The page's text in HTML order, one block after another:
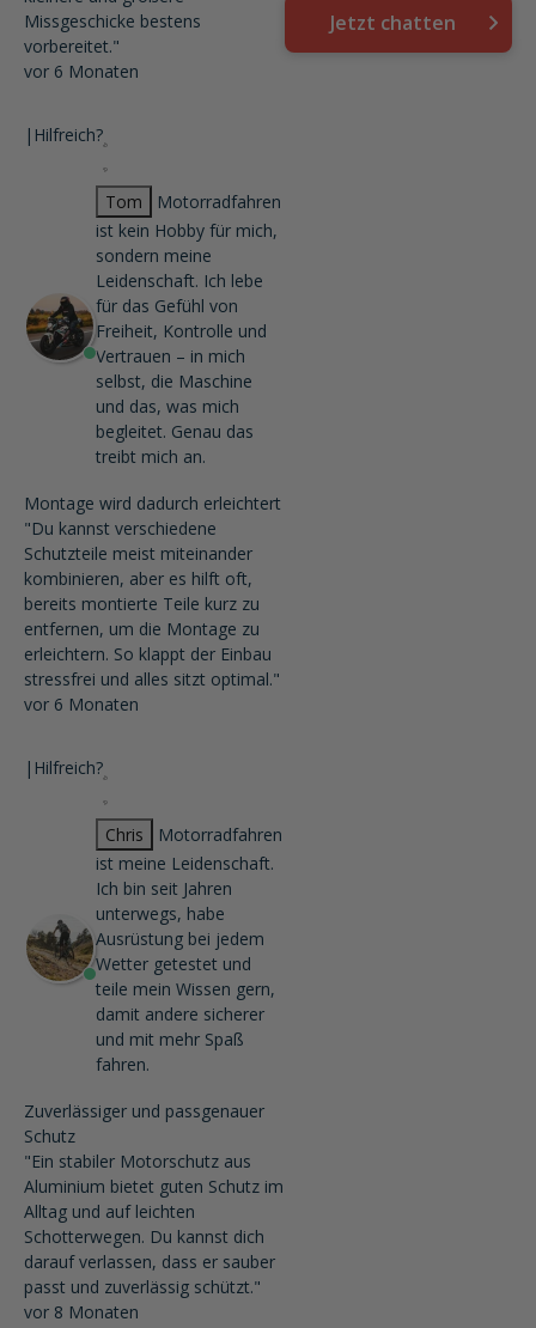
Missgeschicke bestens
vorbereitet."
vor 6 Monaten
| Hilfreich?
Tom
Motorradfahren
ist kein Hobby für mich,
sondern meine
Leidenschaft. Ich lebe
für das Gefühl von
Freiheit, Kontrolle und
Vertrauen – in mich
selbst, die Maschine
und das, was mich
begleitet. Genau das
treibt mich an.
Montage wird dadurch erleichtert
"Du kannst verschiedene
Schutzteile meist miteinander
kombinieren, aber es hilft oft,
bereits montierte Teile kurz zu
entfernen, um die Montage zu
erleichtern. So klappt der Einbau
stressfrei und alles sitzt optimal."
vor 6 Monaten
| Hilfreich?
Chris
Motorradfahren
ist meine Leidenschaft.
Ich bin seit Jahren
unterwegs, habe
Ausrüstung bei jedem
Wetter getestet und
teile mein Wissen gern,
damit andere sicherer
und mit mehr Spaß
fahren.
Zuverlässiger und passgenauer
Schutz
"Ein stabiler Motorschutz aus
Aluminium bietet guten Schutz im
Alltag und auf leichten
Schotterwegen. Du kannst dich
darauf verlassen, dass er sauber
passt und zuverlässig schützt."
vor 8 Monaten
Jetzt chatten